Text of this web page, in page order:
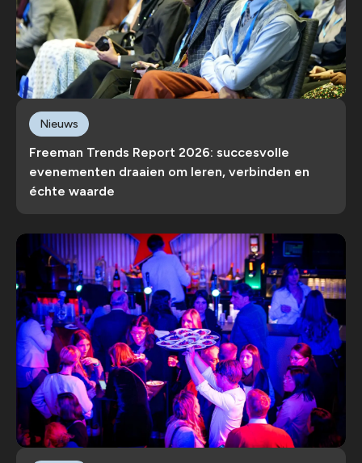
Freeman Trends Report 2026: succesvolle
evenementen draaien om leren, verbinden en
échte waarde
Nieuws